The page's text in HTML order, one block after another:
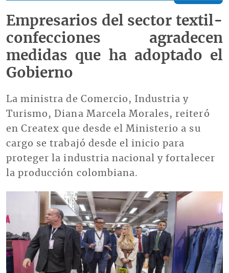
Empresarios del sector textil-
confecciones agradecen
medidas que ha adoptado el
Gobierno
La ministra de Comercio, Industria y
Turismo, Diana Marcela Morales, reiteró
en Createx que desde el Ministerio a su
cargo se trabajó desde el inicio para
proteger la industria nacional y fortalecer
la producción colombiana.